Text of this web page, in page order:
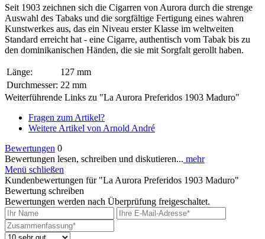
Seit 1903 zeichnen sich die Cigarren von Aurora durch die strenge
Auswahl des Tabaks und die sorgfältige Fertigung eines wahren
Kunstwerkes aus, das ein Niveau erster Klasse im weltweiten
Standard erreicht hat - eine Cigarre, authentisch vom Tabak bis zu
den dominikanischen Händen, die sie mit Sorgfalt gerollt haben.
Länge:
127 mm
Durchmesser: 22 mm
Weiterführende Links zu "La Aurora Preferidos 1903 Maduro"
Fragen zum Artikel?
Weitere Artikel von Arnold André
Bewertungen 0
Bewertungen lesen, schreiben und diskutieren... mehr
Menü schließen
Kundenbewertungen für "La Aurora Preferidos 1903 Maduro"
Bewertung schreiben
Bewertungen werden nach Überprüfung freigeschaltet.